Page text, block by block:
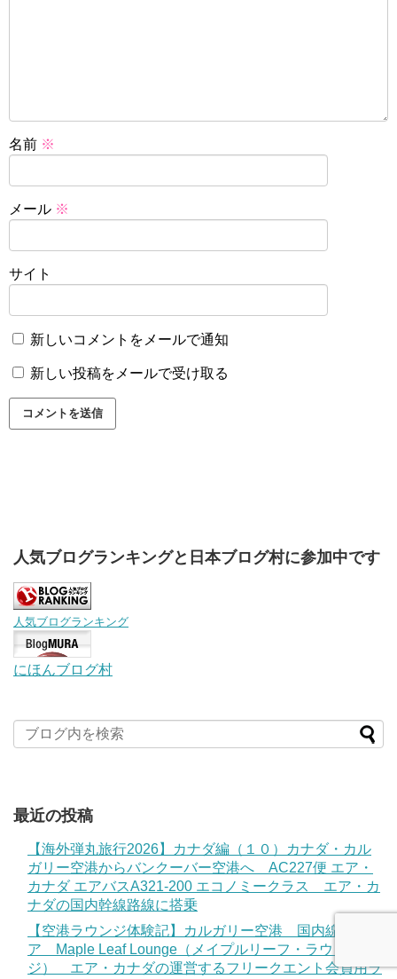
名前 ※
メール ※
サイト
新しいコメントをメールで通知
新しい投稿をメールで受け取る
人気ブログランキングと日本ブログ村に参加中です
人気ブログランキング
にほんブログ村
最近の投稿
【海外弾丸旅行2026】カナダ編（１０）カナダ・カル
ガリー空港からバンクーバー空港へ AC227便 エア・
カナダ エアバスA321-200 エコノミークラス エア・カ
ナダの国内幹線路線に搭乗
【空港ラウンジ体験記】カルガリー空港 国内線エリ
ア Maple Leaf Lounge（メイプルリーフ・ラウン
ジ） エア・カナダの運営するフリークエント会員用ラ